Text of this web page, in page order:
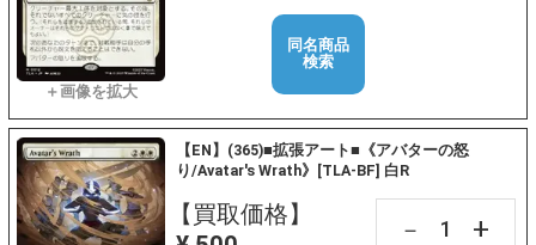
同名商品
検索
【EN】(365)■拡張アート■《アバターの怒
り/Avatar's Wrath》[TLA-BF] 白R
【買取価格】
－ +